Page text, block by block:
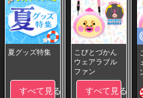
夏グッズ特集
すべて見る
こびとづかん
ウェアラブル
ファン
すべて見る